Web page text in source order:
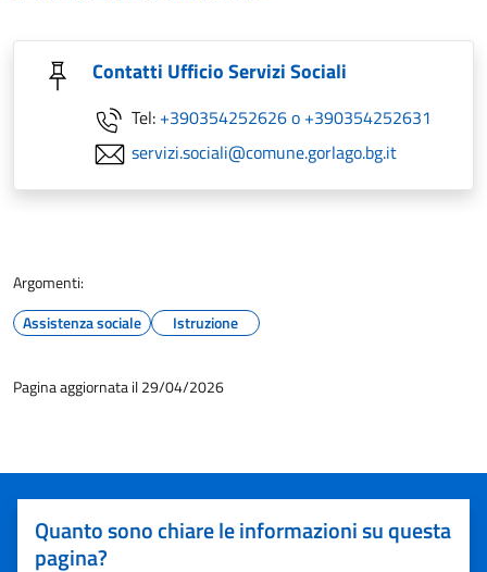
Contatti Ufficio Servizi Sociali
Tel: +390354252626 o +390354252631
servizi.sociali@comune.gorlago.bg.it
Argomenti:
Assistenza sociale
Istruzione
Pagina aggiornata il 29/04/2026
Quanto sono chiare le informazioni su questa
pagina?